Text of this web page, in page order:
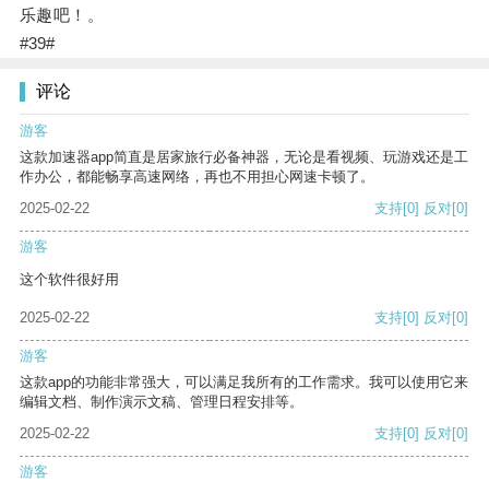
乐趣吧！。
#39#
评论
游客
这款加速器app简直是居家旅行必备神器，无论是看视频、玩游戏还是工
作办公，都能畅享高速网络，再也不用担心网速卡顿了。
2025-02-22
支持[0] 反对[0]
游客
这个软件很好用
2025-02-22 支持[0] 反对[0]
游客
这款app的功能非常强大，可以满足我所有的工作需求。我可以使用它来
编辑文档、制作演示文稿、管理日程安排等。
2025-02-22
支持[0] 反对[0]
游客